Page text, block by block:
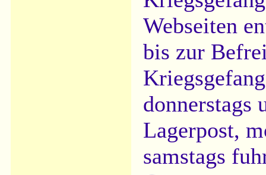
Webseiten
bis zur
donnerstags
Lagerpost,
samstags